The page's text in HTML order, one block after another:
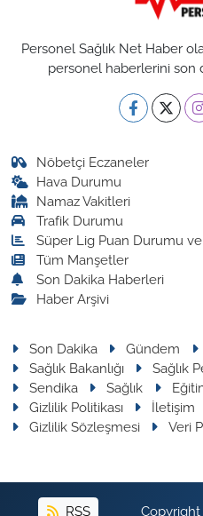
Personel Sağlık Net Haber
personel haberlerini son
Nöbetçi Eczaneler
Hava Durumu
Namaz Vakitleri
Trafik Durumu
Süper Lig Puan Durumu
Tüm Manşetler
Son Dakika Haberleri
Haber Arşivi
Son Dakika Gündem
Sağlık Bakanlığı
Sağlık
Sendika
Sağlık
Gizlilik Politikası
İletişim
Gizlilik Sözleşmesi
Veri
RSS Copyright